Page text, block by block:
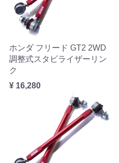
ホンダ フリード GT2 2WD
調整式スタビライザーリン
ク
¥ 16,280